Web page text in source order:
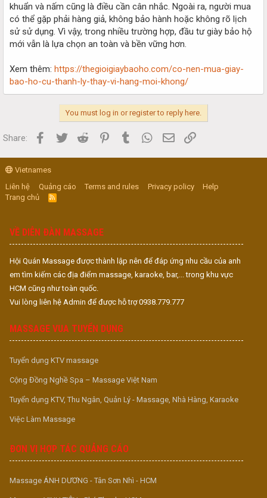
khuẩn và nấm cũng là điều cần cân nhắc. Ngoài ra, người mua
có thể gặp phải hàng giả, không bảo hành hoặc không rõ lịch
sử sử dụng. Vì vậy, trong nhiều trường hợp, đầu tư giày bảo hộ
mới vẫn là lựa chọn an toàn và bền vững hơn.
Xem thêm: https://thegioigiaybaoho.com/co-nen-mua-giay-
bao-ho-cu-thanh-ly-thay-vi-hang-moi-khong/
You must log in or register to reply here.
Share: Facebook
Twitter Reddit PinterestTumblr WhatsApp
Email
Vietnames
Liên hệ
Quảng cáo Terms and rules Privacy policy
Help
Trang chủ
R
S
VỀ DIỄN ĐÀN MASSAGE
Hội Quán Massage được thành lập nên để đáp ứng nhu cầu của anh
em tìm kiếm các địa điểm massage, karaoke, bar,... trong khu vực
HCM cũng như toàn quốc.
Vui lòng liên hệ Admin để được hỗ trợ 0938.779.777
MASSAGE VUA TUYỂN DỤNG
Tuyển dụng KTV massage
Cộng Đồng Nghề Spa – Massage Việt Nam
Tuyển dụng KTV, Thu Ngân, Quản Lý - Massage, Nhà Hàng, Karaoke
Việc Làm Massage
ĐƠN VỊ HỢP TÁC QUẢNG CÁO
Massage ÁNH DƯƠNG - Tân Sơn Nhì - HCM